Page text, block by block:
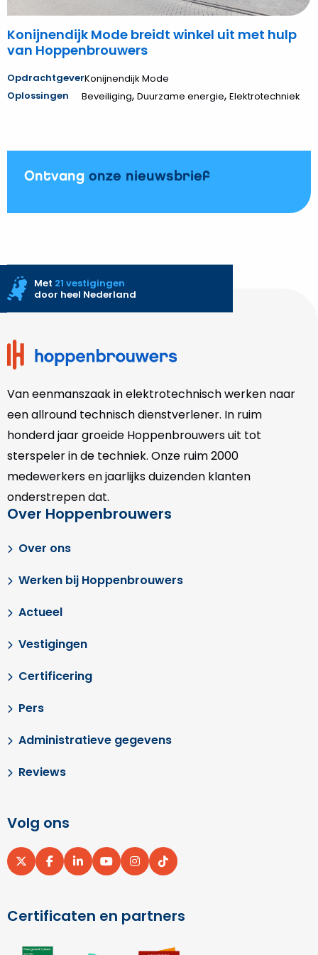
Konijnendijk Mode breidt winkel uit met hulp
van Hoppenbrouwers
OpdrachtgeverKonijnendijk Mode
Oplossingen
Beveiliging, Duurzame energie, Elektrotechniek
Ontvang onze nieuwsbrief
Site
Met 21 vestigingen
door heel Nederland
Van eenmanszaak in elektrotechnisch werken naar
een allround technisch dienstverlener. In ruim
honderd jaar groeide Hoppenbrouwers uit tot
sterspeler in de techniek. Onze ruim 2000
medewerkers en jaarlijks duizenden klanten
onderstrepen dat.
Over Hoppenbrouwers
Over ons
Werken bij Hoppenbrouwers
Actueel
Vestigingen
Certificering
Pers
Administratieve gegevens
Reviews
Volg ons
Ga
Ga
Ga
Ga
Ga
Ga
Certificaten en partners